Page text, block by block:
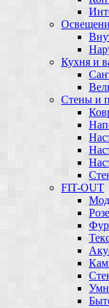
Кухня и
Стены и
FIT-OUT